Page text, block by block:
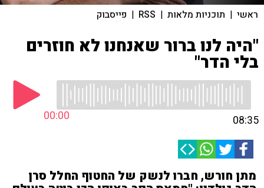
ראשי | תוכניות מלאות |
RSS
| פייסבוק
"היה לנו ברור שאנחנו לא חוזרים
בלי הדר"
00:00 08:35
מתן חורש, חברו לנשק של החטוף החלל סרן